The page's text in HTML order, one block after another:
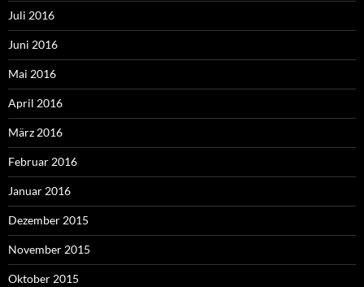
Juli 2016
Juni 2016
Mai 2016
April 2016
März 2016
Februar 2016
Januar 2016
Dezember 2015
November 2015
Oktober 2015